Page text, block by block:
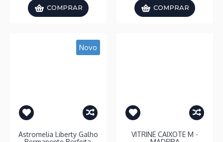
COMPRAR COMPRAR
Novo
Astromelia Liberty Galho
VITRINE CAIXOTE M -